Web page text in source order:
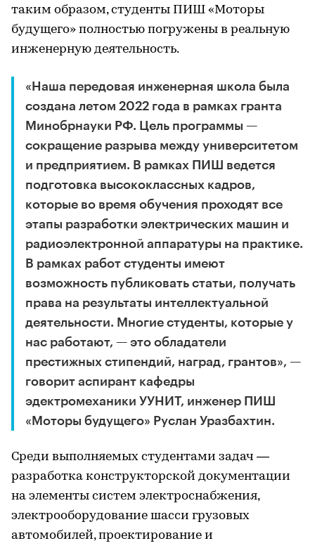
таким образом, студенты ПИШ «Моторы
будущего» полностью погружены в реальную
инженерную деятельность.
«Наша передовая инженерная школа была
создана летом 2022 года в рамках гранта
Минобрнауки РФ. Цель программы —
сокращение разрыва между университетом
и предприятием. В рамках ПИШ ведется
подготовка высококлассных кадров,
которые во время обучения проходят все
этапы разработки электрических машин и
радиоэлектронной аппаратуры на практике.
В рамках работ студенты имеют
возможность публиковать статьи, получать
права на результаты интеллектуальной
деятельности. Многие студенты, которые у
нас работают, — это обладатели
престижных стипендий, наград, грантов», —
говорит аспирант кафедры
эдектромеханики УУНИТ, инженер ПИШ
«Моторы будущего» Руслан Уразбахтин.
Среди выполняемых студентами задач —
разработка конструкторской документации
на элементы систем электроснабжения,
электрооборудование шасси грузовых
автомобилей, проектирование и